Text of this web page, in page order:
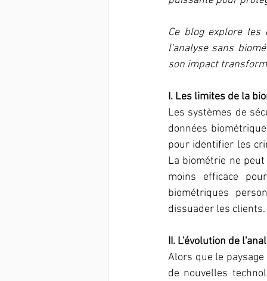
Ce blog explore les
l'analyse sans
son impact
I. Les limites de la
Les systèmes de
données
pour identifier les
La biométrie ne
moins efficace
biométriques
dissuader les clients.
II. L'évolution de
Alors que le
de nouvelles